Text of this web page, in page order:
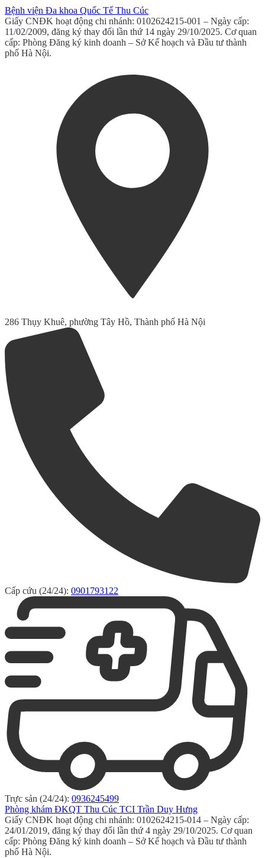
Bệnh viện Đa khoa Quốc Tế Thu Cúc
Giấy CNĐK hoạt động chi nhánh: 0102624215-001 – Ngày cấp:
11/02/2009, đăng ký thay đổi lần thứ 14 ngày 29/10/2025. Cơ quan
cấp: Phòng Đăng ký kinh doanh – Sở Kế hoạch và Đầu tư thành
phố Hà Nội.
286 Thụy Khuê, phường Tây Hồ, Thành phố Hà Nội
Cấp cứu (24/24): 0901793122
Trực sản (24/24): 0936245499
Phòng khám ĐKQT Thu Cúc TCI Trần Duy Hưng
Giấy CNĐK hoạt động chi nhánh: 0102624215-014 – Ngày cấp:
24/01/2019, đăng ký thay đổi lần thứ 4 ngày 29/10/2025. Cơ quan
cấp: Phòng Đăng ký kinh doanh – Sở Kế hoạch và Đầu tư thành
phố Hà Nội.